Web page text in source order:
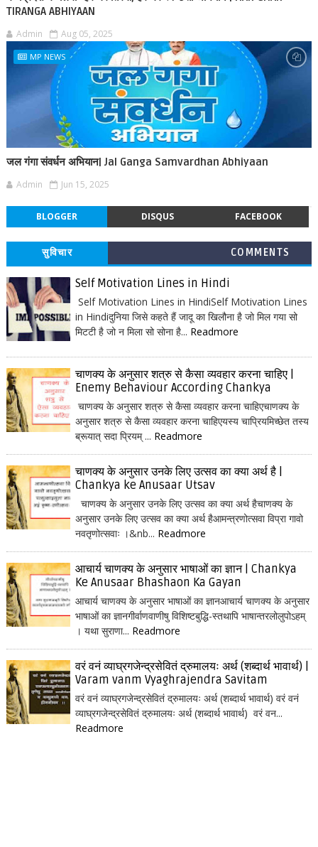
TIRANGA ABHIYAAN
Admin Aug 05, 2025
MP NEWS
जल गंगा संवर्धन अभियान| Jal Ganga Samvardhan Abhiyaan
Admin Jun 15, 2025
BLOGGER DISQUS FACEBOOK
सुविचार COMMENTS
Self Motivation Lines in Hindi
Self Motivation Lines in HindiSelf Motivation Lines
in Hindiदुनिया जिसे कहते हैं जादू का खिलौना है जो मिल गया सो
मिटटी है जो न मिला सो सोना है... Readmore
चाणक्य के अनुसार शत्रु से कैसा व्यवहार करना चाहिए |
Enemy Behaviour According Chankya
चाणक्य के अनुसार शत्रु से कैसा व्यवहार करना चाहिएचाणक्य के
अनुसार शत्रु से कैसा व्यवहार करना चाहिएयस्य चाप्रियमिच्छेत तस्य
ब्रूयात् सदा प्रियम् ... Readmore
चाणक्य के अनुसार उनके लिए उत्सव का क्या अर्थ है |
Chankya ke Anusaar Utsav
चाणक्य के अनुसार उनके लिए उत्सव का क्या अर्थ हैचाणक्य के
अनुसार उनके लिए उत्सव का क्या अर्थ हैआमन्त्रणोत्सवा विप्रा गावो
नवतृणोत्सवाः ।&nb... Readmore
आचार्य चाणक्य के अनुसार भाषाओं का ज्ञान | Chankya
Ke Anusaar Bhashaon Ka Gayan
आचार्य चाणक्य के अनुसार भाषाओं का ज्ञानआचार्य चाणक्य के अनुसार
भाषाओं का ज्ञानगीर्वाणवाणीषु विशिष्टबुद्धि-स्तथापि भाषान्तरलोलुपोऽहम्
। यथा सुराणा... Readmore
वरं वनं व्याघ्रगजेन्द्रसेवितं द्रुमालयः अर्थ (शब्दार्थ भावार्थ) |
Varam vanm Vyaghrajendra Savitam
वरं वनं व्याघ्रगजेन्द्रसेवितं द्रुमालयः अर्थ (शब्दार्थ भावार्थ) वरं वनं
व्याघ्रगजेन्द्रसेवितं द्रुमालयः अर्थ (शब्दार्थ भावार्थ) वरं वन...
Readmore